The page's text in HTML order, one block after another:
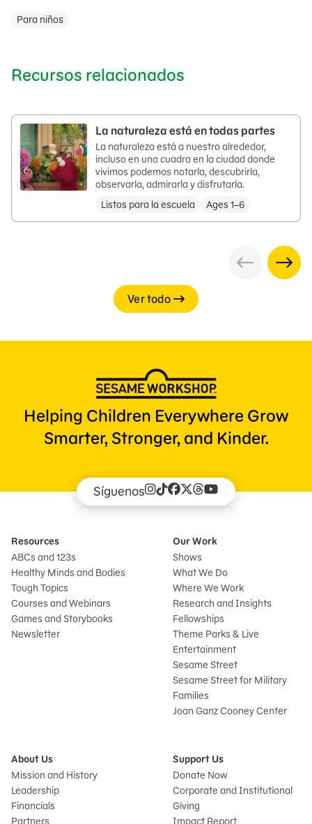
Para niños
Recursos relacionados
La naturaleza está en todas partes
La naturaleza está a nuestro alrededor,
incluso en una cuadra en la ciudad donde
vivimos podemos notarla, descubrirla,
observarla, admirarla y disfrutarla.
Listos para la escuela
Ages 1–6
Ver todo
Helping Children Everywhere Grow
Smarter, Stronger, and Kinder.
Síguenos
Resources
ABCs and 123s
Healthy Minds and Bodies
Tough Topics
Courses and Webinars
Games and Storybooks
Newsletter
Our Work
Shows
What We Do
Where We Work
Research and Insights
Fellowships
Theme Parks & Live
Entertainment
Sesame Street
Sesame Street for Military
Families
Joan Ganz Cooney Center
About Us
Mission and History
Leadership
Financials
Partners
Support Us
Donate Now
Corporate and Institutional
Giving
Impact Report